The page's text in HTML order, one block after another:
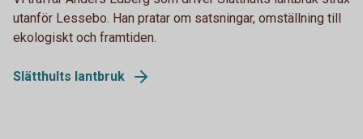
utanför Lessebo. Han pratar om satsningar, omställning till
ekologiskt och framtiden.
Slätthults lantbruk